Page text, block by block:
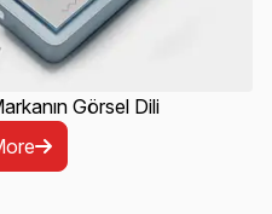
Görsel Dili